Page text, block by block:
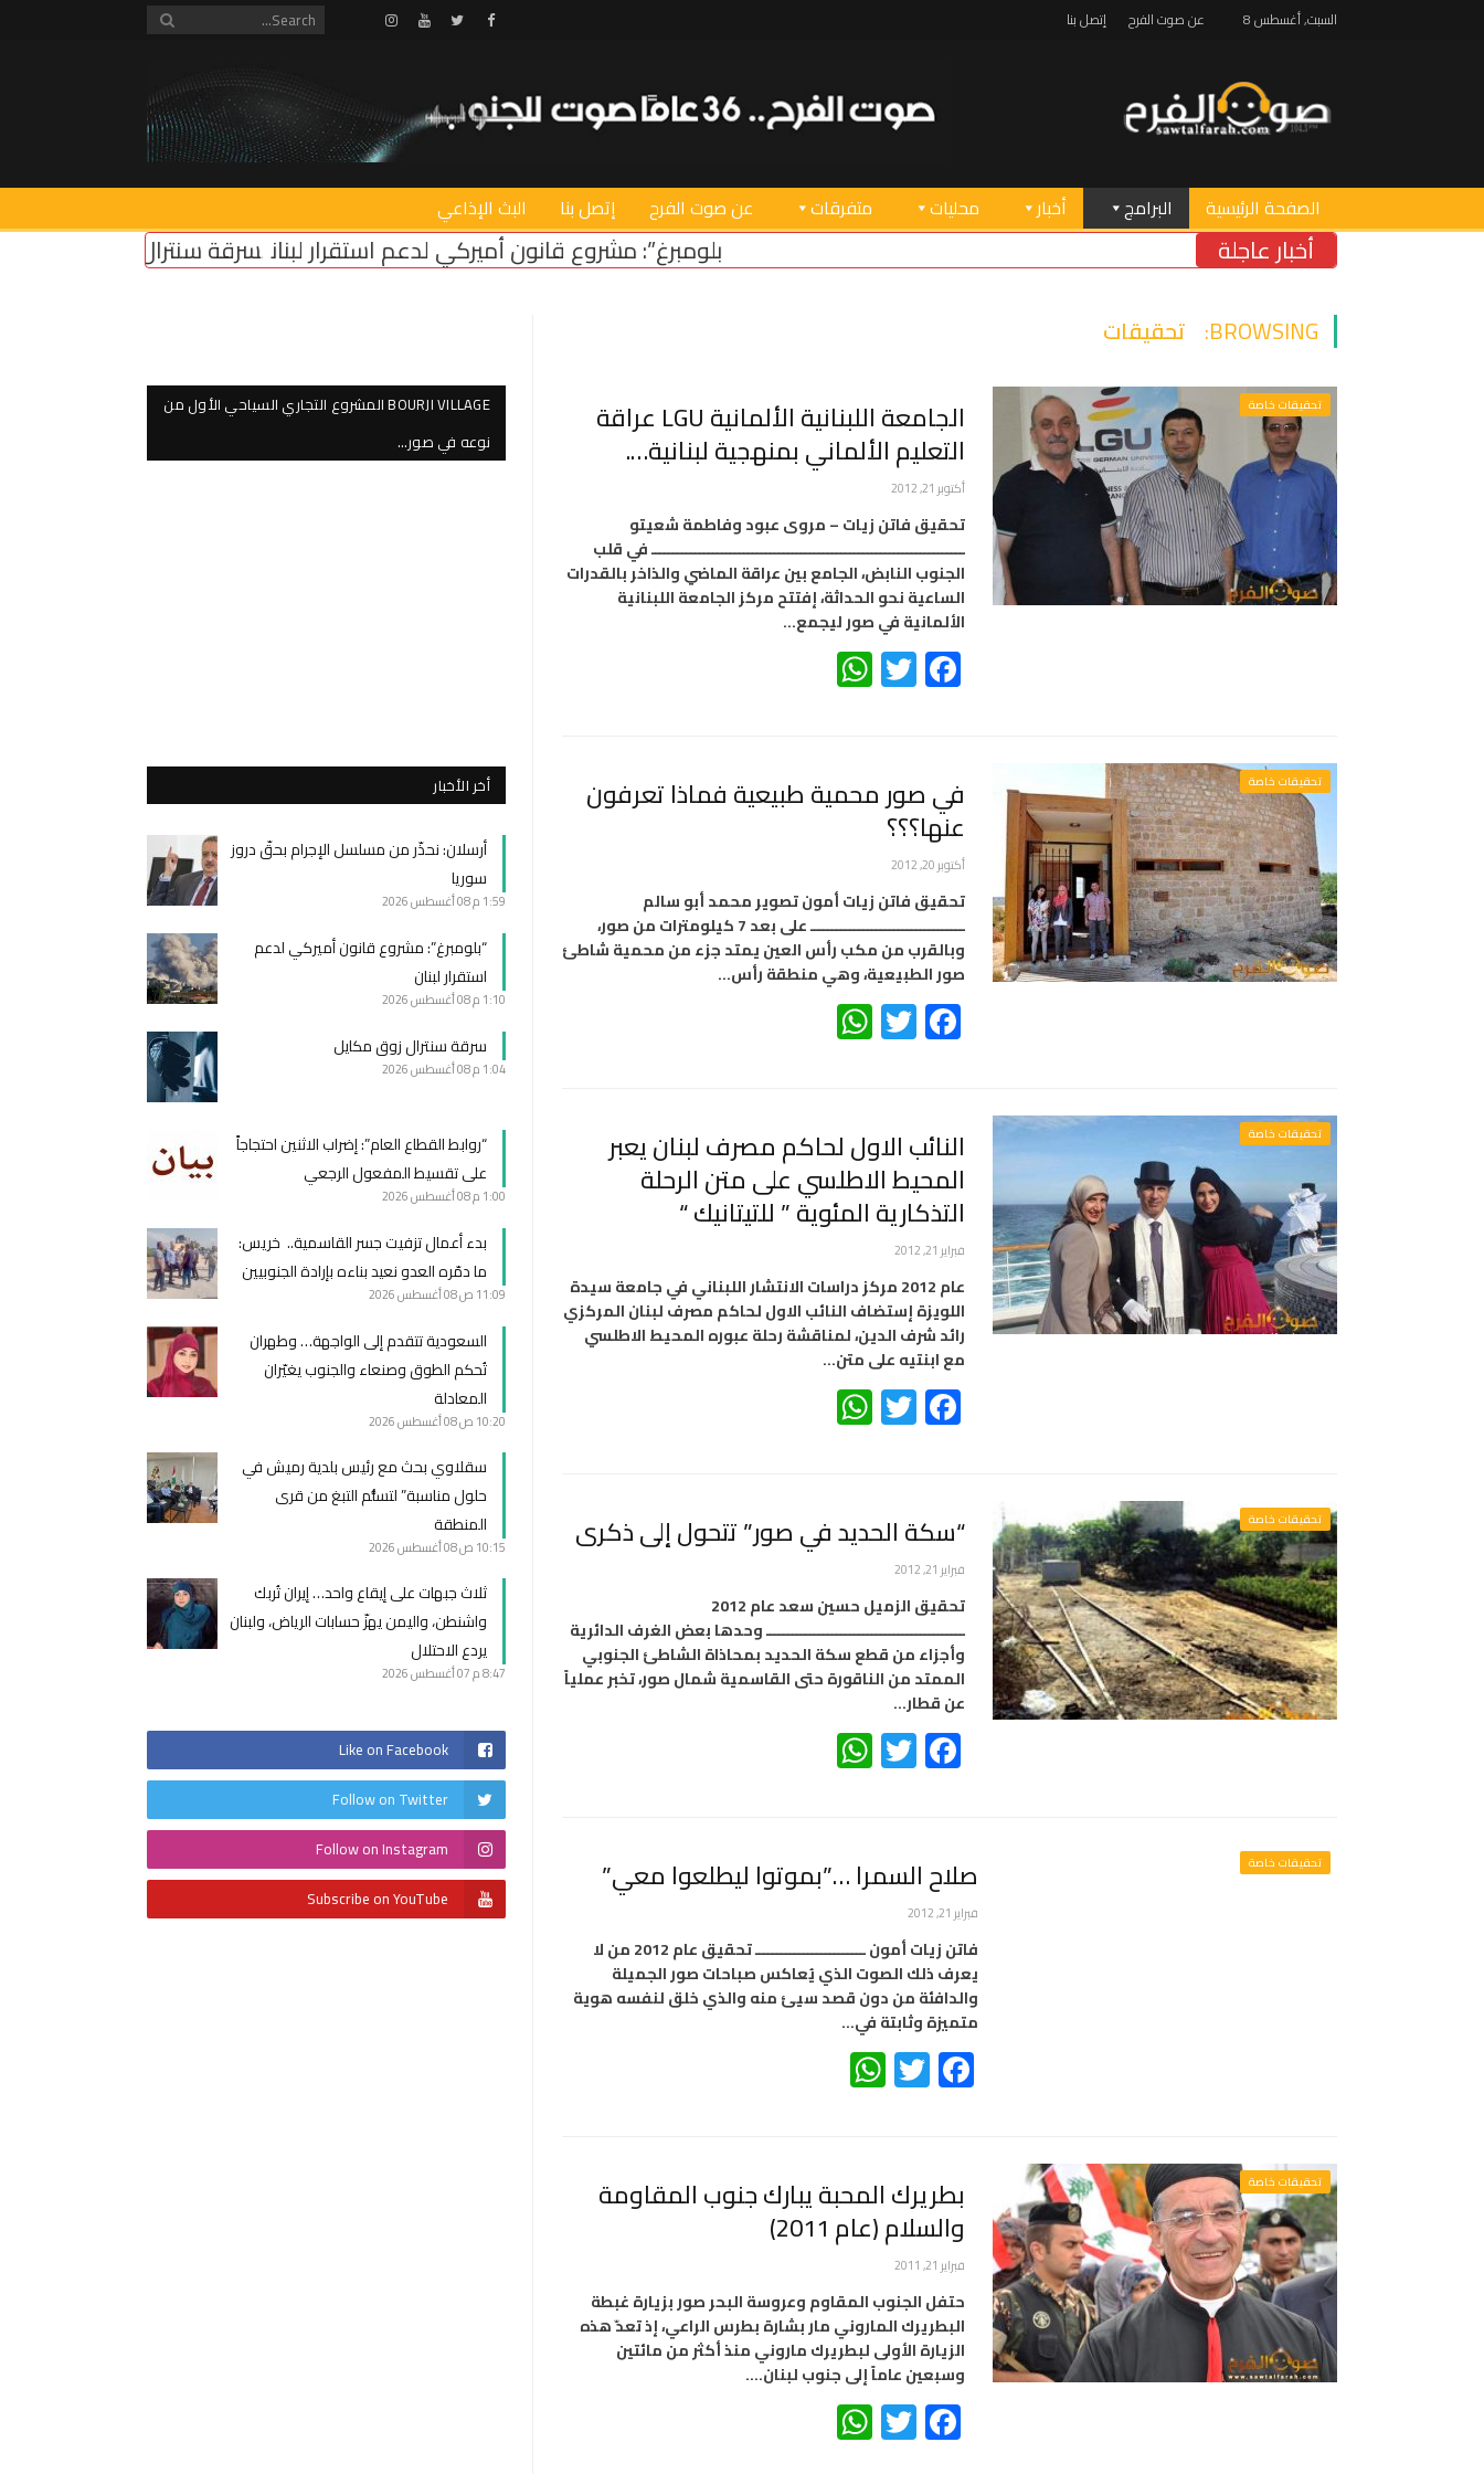
السبت, أغسطس 8 عن صوت الفرح إتصل بنا Facebook
Twitter
Youtube
Instagram
الصفحة الرئيسية البرامج أخبار محليات متفرقات عن صوت الفرح إتصل بنا البث الإذاعي
أخبار عاجلة “بلومبرغ”: مشروع قانون أميركي لدعم استقرار لبنان سرقة سنترال زوق مكايل “روابط القطاع
BROWSING: تحقيقات
تحقيقات خاصة الجامعة اللبنانية الألمانية LGU عراقة
التعليم الألماني بمنهجية لبنانية….
أكتوبر 21, 2012
تحقيق فاتن زيات – مروى عبود وفاطمة شعيتو
ـــــــــــــــــــــــــــــــــــــــــــــــــــــــــــــــــــــــ في قلب
الجنوب النابض، الجامع بين عراقة الماضي والذاخر بالقدرات
الساعية نحو الحداثة، إفتتح مركز الجامعة اللبنانية
الألمانية في صور ليجمع…
Facebook
Twitter
تحقيقات خاصة في صور محمية طبيعية فماذا تعرفون
عنها؟؟؟
أكتوبر 20, 2012
تحقيق فاتن زيات أمون تصوير محمد أبو سالم
ـــــــــــــــــــــــــــــــــــ على بعد 7 كيلومترات من صور،
وبالقرب من مكب رأس العين يمتد جزء من محمية شاطئ
صور الطبيعية، وهي منطقة رأس…
Facebook
Twitter
تحقيقات خاصة النائب الاول لحاكم مصرف لبنان يعبر
المحيط الاطلسي على متن الرحلة
التذكارية المئوية ” للتيتانيك “
فبراير 21, 2012
عام 2012 مركز دراسات الانتشار اللبناني في جامعة سيدة
اللويزة إستضاف النائب الاول لحاكم مصرف لبنان المركزي
رائد شرف الدين، لمناقشة رحلة عبوره المحيط الاطلسي
مع ابنتيه على متن…
Facebook
Twitter
تحقيقات خاصة “سكة الحديد في صور” تتحول إلى ذكرى
فبراير 21, 2012
تحقيق الزميل حسين سعد عام 2012
ـــــــــــــــــــــــــــــــــــــــــــــ وحدها بعض الغرف الدائرية
وأجزاء من قطع سكة الحديد بمحاذاة الشاطئ الجنوبي
الممتد من الناقورة حتى القاسمية شمال صور، تخبر عملياً
عن قطار…
Facebook
Twitter
تحقيقات خاصة صلاح السمرا …”بموتوا ليطلعوا معي”
فبراير 21, 2012
فاتن زيات أمون ـــــــــــــــــــــــــ تحقيق عام 2012 من لا
يعرف ذلك الصوت الذي يُعاكس صباحات صور الجميلة
والدافئة من دون قصد سيئ منه والذي خلق لنفسه هوية
متميزة وثابتة في…
Facebook
Twitter
تحقيقات خاصة بطريرك المحبة يبارك جنوب المقاومة
والسلام (عام 2011)
فبراير 21, 2011
حتفل الجنوب المقاوم وعروسة البحر صور بزيارة غبطة
البطريرك الماروني مار بشارة بطرس الراعي، إذ تعدّ هذه
الزيارة الأولى لبطريرك ماروني منذ أكثر من مائتين
وسبعين عاماً إلى جنوب لبنان.…
Facebook
Twitter
BOURJI VILLAGE المشروع التجاري السياحي الأول من
نوعه في صور…
أخر الأخبار
أرسلان: نحذّر من مسلسل الإجرام بحقّ دروز
سوريا
1:59 م 08 أغسطس 2026
“بلومبرغ”: مشروع قانون أميركي لدعم
استقرار لبنان
1:10 م 08 أغسطس 2026
سرقة سنترال زوق مكايل
1:04 م 08 أغسطس 2026
“روابط القطاع العام”: إضراب الاثنين احتجاجاً
على تقسيط المفعول الرجعي
1:00 م 08 أغسطس 2026
بدء أعمال تزفيت جسر القاسمية.. خريس:
ما دمّره العدو نعيد بناءه بإرادة الجنوبيين
11:09 ص 08 أغسطس 2026
السعودية تتقدم إلى الواجهة… وطهران
تُحكم الطوق وصنعاء والجنوب يغيّران
المعادلة
10:20 ص 08 أغسطس 2026
سقلاوي بحث مع رئيس بلدية رميش في
حلول مناسبة” لتسلُّم التبغ من قرى
المنطقة
10:15 ص 08 أغسطس 2026
ثلاث جبهات على إيقاع واحد… إيران تُربك
واشنطن، واليمن يهزّ حسابات الرياض، ولبنان
يردع الاحتلال
8:47 م 07 أغسطس 2026
Like on Facebook
Follow on Twitter
Follow on Instagram
Subscribe on YouTube